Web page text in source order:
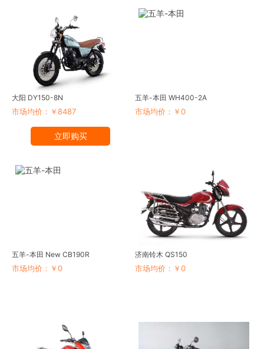
大阳 DY150-8N
市场均价：￥8487
立即购买
五羊-本田 WH400-2A
市场均价：￥0
五羊-本田 New CB190R
市场均价：￥0
济南铃木 QS150
市场均价：￥0